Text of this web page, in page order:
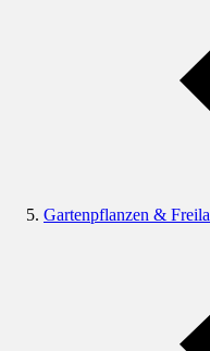
Gartenpflanzen &